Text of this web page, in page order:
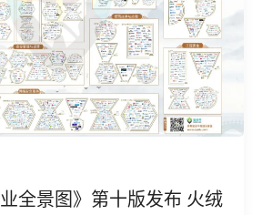
业全景图》第十版发布 火绒